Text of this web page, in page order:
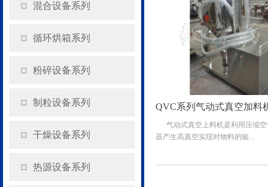
混合设备系列
循环烘箱系列
粉碎设备系列
制粒设备系列
干燥设备系列
热源设备系列
QVC系列气动式真空加料
气动式真空上料机是利用压缩空
器产生高真空实现对物料的输...